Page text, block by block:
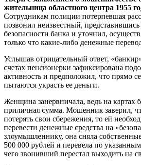
жительница областного центра 1955
Сотрудникам полиции потерпевшая
позвонил неизвестный,
безопасности банка и уточнил,
только что какие-либо денежные
Услышав отрицательный ответ,
счетах пенсионерки зафиксирована
активность и предположил, что прямо
пытаются украсть ее деньги.
Женщина занервничала, ведь на картах
приличная сумма. Мошенник заверил,
потерять свои сбережения, то ей
перевести денежные средства на
злоумышленнику, она сняла
500 000 рублей и перевела по
чего звонивший перестал выходить на